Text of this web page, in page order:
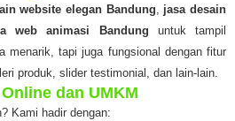
website elegan Bandung, jasa desain
web animasi Bandung untuk tampil
menarik, tapi juga fungsional dengan fitur
produk, slider testimonial, dan lain-lain.
dan UMKM
Kami hadir dengan: